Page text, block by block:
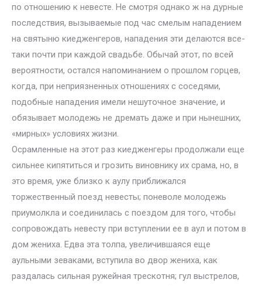
по отношению к невесте. Не смотря однако ж на дурные
последствия, вызываемые под час смелым нападением
на святыню киедженгеров, нападения эти делаются все-
таки почти при каждой свадьбе. Обычай этот, по всей
вероятности, остался напоминанием о прошлом горцев,
когда, при неприязненных отношениях с соседями,
подобные нападения имели нешуточное значение, и
обязывает молодежь не дремать даже и при нынешних,
«мирных» условиях жизни.
Осрамленные на этот раз киедженгеры продолжали еще
сильнее кипятиться и грозить виновнику их срама, но, в
это время, уже близко к аулу приближался
торжественный поезд невесты; поневоле молодежь
приумолкла и соединилась с поездом для того, чтобы
сопровождать невесту при вступлении ее в аул и потом в
дом жениха. Едва эта толпа, увеличившаяся еще
аульными зеваками, вступила во двор жениха, как
раздалась сильная ружейная трескотня; гул выстрелов,